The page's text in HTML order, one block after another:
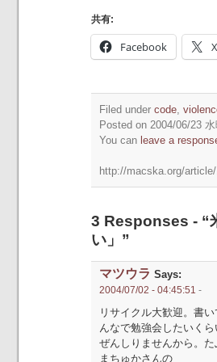
共有:
Facebook X
Filed under code,
Posted on 2004/06/23
You can leave a
http://macska.org/
3 Responses - “
い」”
マツウラ Says:
2004/07/02 - 04:45:51 -
リサイクル大歓迎。書
んなで勉強会したいく
ぜんしりませんから。た
まちゅかさんの